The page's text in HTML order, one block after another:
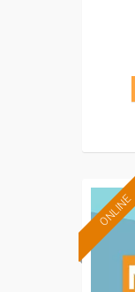
ONLINE